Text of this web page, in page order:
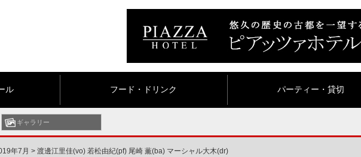
ル フード・ドリンク パーティー・貸切
ギャラリー
年7月 > 渡邊江里佳(vo) 若松由紀(pf) 尾崎 薫(ba) マーシャル大木(dr)